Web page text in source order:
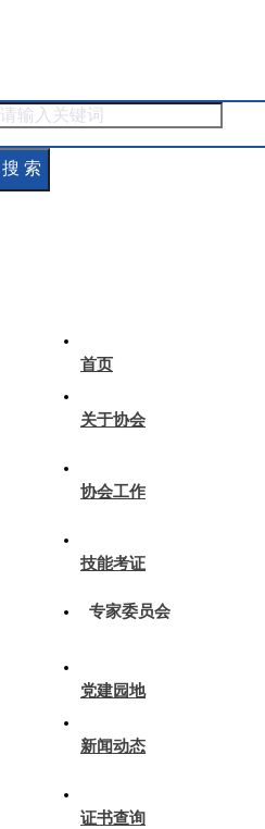
搜 索
首页
关于协会
协会工作
技能考证
专家委员会
党建园地
新闻动态
证书查询